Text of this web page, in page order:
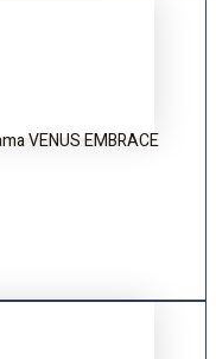
VENUS EMBRACE